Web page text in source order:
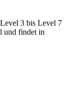
3 bis Level 7
und findet in